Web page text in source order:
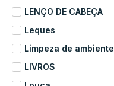
LENÇO DE CABEÇA
Leques
Limpeza de ambiente
LIVROS